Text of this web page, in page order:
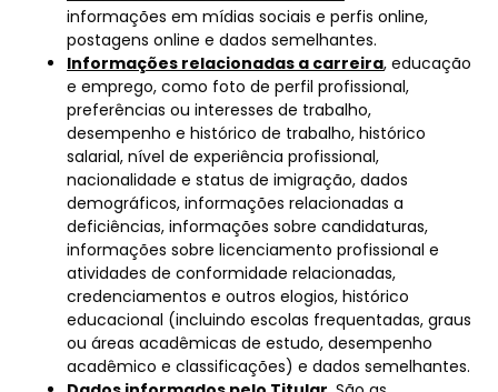
informações em mídias sociais e perfis online,
postagens online e dados semelhantes.
Informações relacionadas a carreira, educação
e emprego, como foto de perfil profissional,
preferências ou interesses de trabalho,
desempenho e histórico de trabalho, histórico
salarial, nível de experiência profissional,
nacionalidade e status de imigração, dados
demográficos, informações relacionadas a
deficiências, informações sobre candidaturas,
informações sobre licenciamento profissional e
atividades de conformidade relacionadas,
credenciamentos e outros elogios, histórico
educacional (incluindo escolas frequentadas, graus
ou áreas acadêmicas de estudo, desempenho
acadêmico e classificações) e dados semelhantes.